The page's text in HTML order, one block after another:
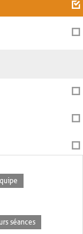
séances